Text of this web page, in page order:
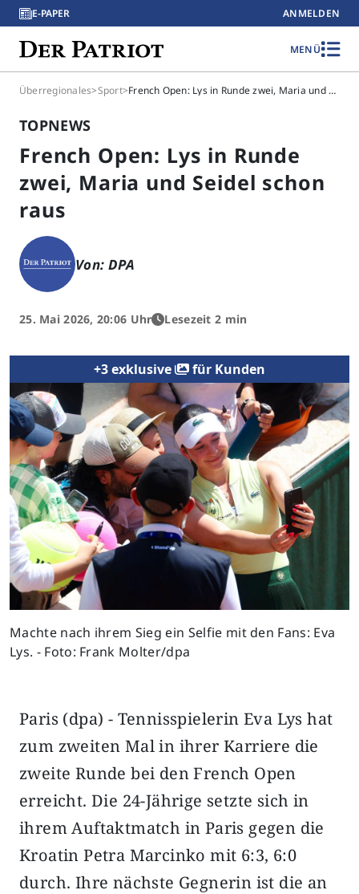
E-PAPER ANMELDEN
MENÜ
Überregionales>Sport> French Open: Lys in Runde zwei, Maria und Seidel schon raus
TOPNEWS
French Open: Lys in Runde
zwei, Maria und Seidel schon
raus
Von: DPA
25. Mai 2026, 20:06 Uhr Lesezeit 2 min
+3 exklusive für Kunden
Machte nach ihrem Sieg ein Selfie mit den Fans: Eva
Lys. - Foto: Frank Molter/dpa
Previous
Paris (dpa) - Tennisspielerin Eva Lys hat
zum zweiten Mal in ihrer Karriere die
zweite Runde bei den French Open
erreicht. Die 24-Jährige setzte sich in
ihrem Auftaktmatch in Paris gegen die
Kroatin Petra Marcinko mit 6:3, 6:0
durch. Ihre nächste Gegnerin ist die an